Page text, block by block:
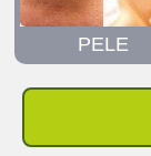
PELE